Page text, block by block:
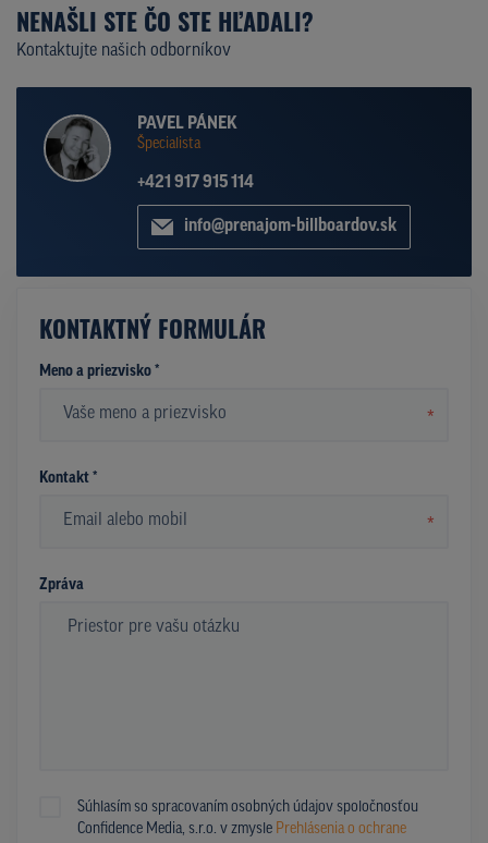
NENAŠLI STE ČO STE HĽADALI?
Kontaktujte našich odborníkov
PAVEL PÁNEK
Špecialista
+421 917 915 114
info@prenajom-billboardov.sk
KONTAKTNÝ FORMULÁR
Meno a priezvisko *
*
Kontakt *
*
Zpráva
Súhlasím so spracovaním osobných údajov spoločnosťou
Confidence Media, s.r.o. v zmysle Prehlásenia o ochrane